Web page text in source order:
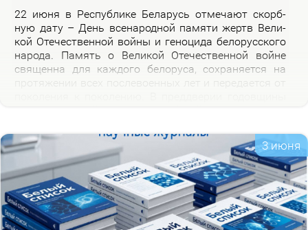
22 июня в Рес­пуб­ли­ке Бе­ла­русь от­ме­ча­ют скорб­
ную да­ту – День все­на­род­ной па­мя­ти жертв Ве­ли­
кой Оте­че­ствен­ной вой­ны и ге­но­ци­да бе­ло­рус­ско­го
на­ро­да. Па­мять о Ве­ли­кой Оте­че­ствен­ной войне
свя­щен­на для каж­до­го бе­ло­ру­са, со­хра­ня­ет­ся на
пер­вых дней вой­ны», ко­то­рая по­свя­ща­ет­ся тра­ги­че­
ским и ге­ро­и­че­ским стра­ни­цам ис­то­рии борь­бы с
немец­ко-фа­шист­ски­ми за­хват­чи­ка­ми в на­чаль­ный
пе­ри­од вой­ны.
3 июня